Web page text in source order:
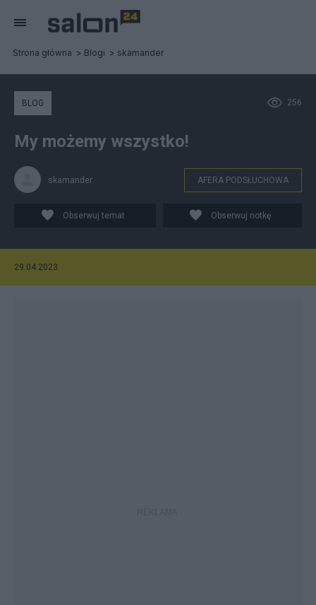
Strona główna Blogi skamander
256
BLOG
My możemy wszystko!
skamander AFERA PODSŁUCHOWA
Obserwuj temat Obserwuj notkę
29.04.2023